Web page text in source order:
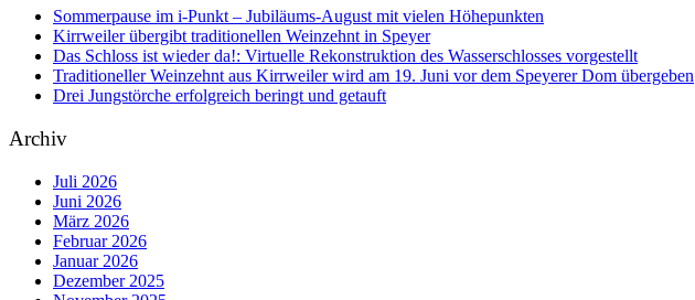
Sommerpause im i-Punkt – Jubiläums-August mit vielen Höhepunkten
Kirrweiler übergibt traditionellen Weinzehnt in Speyer
Das Schloss ist wieder da!: Virtuelle Rekonstruktion des Wasserschlosses vorgestellt
Traditioneller Weinzehnt aus Kirrweiler wird am 19. Juni vor dem Speyerer Dom übergeben
Drei Jungstörche erfolgreich beringt und getauft
Archiv
Juli 2026
Juni 2026
März 2026
Februar 2026
Januar 2026
Dezember 2025